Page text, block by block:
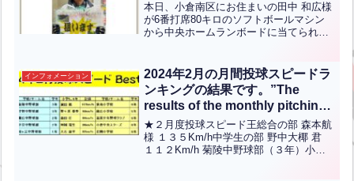
本日、小倉南区にお住まいの田中 和広様
が6番打席80キロのソフトボールマシン
から中央ホームランボードに当てられ、
ベントは5月7日(日)までのイベントとな
っておりますので...全文はクリック
インフォメーション
2024年2月の月間投球スピードラ
ンキングの結果です。”The
results of the monthly pitching
speed ranking for February
2024 are as follows.”(英中翻訳)
★２月度投球スピード王総合の部 森本航
様 １３５Km/h中学生の部 野中大椰 君
１１２Km/h 菊陵中野球部（３年）小学5-